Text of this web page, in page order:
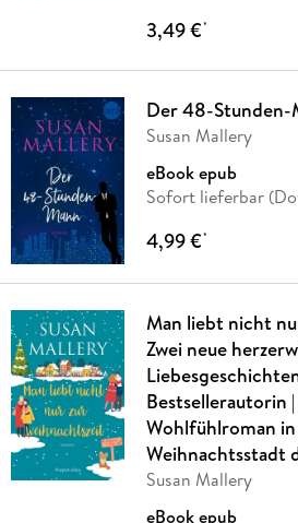
3,49 €*
Der 48-Stunden-
Susan Mallery
eBook epub
Sofort lieferbar
4,99 €*
Man liebt nicht
Zwei neue
Bestsellerautorin
Wohlfühlroman
Weihnachtsstadt
Susan Mallery
eBook epub